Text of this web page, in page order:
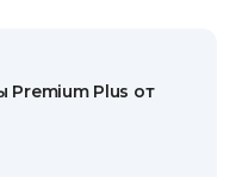
Premium Plus от